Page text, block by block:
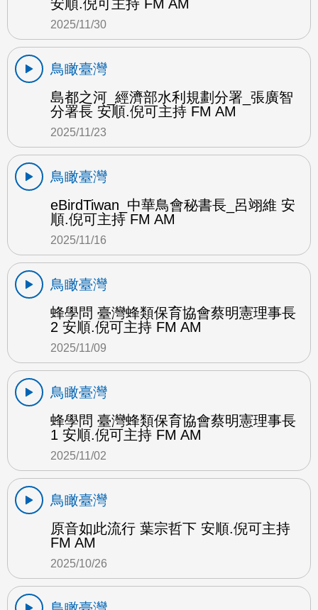
安順.倪可主持 FM AM
2025/11/30
鳥瞰臺灣
島都之河_經濟部水利規劃分署_張廣智
分署長 安順.倪可主持 FM AM
2025/11/23
鳥瞰臺灣
eBirdTiwan_中華鳥會秘書長_呂翊維 安
順.倪可主持 FM AM
2025/11/16
鳥瞰臺灣
蜂學問 臺灣蜂類保育協會蔡明憲理事長
2 安順.倪可主持 FM AM
2025/11/09
鳥瞰臺灣
蜂學問 臺灣蜂類保育協會蔡明憲理事長
1 安順.倪可主持 FM AM
2025/11/02
鳥瞰臺灣
原音如此流行 葉宗哲下 安順.倪可主持
FM AM
2025/10/26